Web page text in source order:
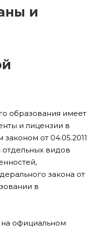
и
образования имеет
и лицензии в
от 04.05.2011
видов
закона от
в
официальном